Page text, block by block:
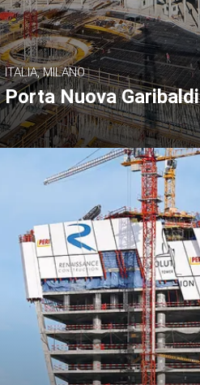
ITALIA, MILANO
Porta Nuova Garibaldi